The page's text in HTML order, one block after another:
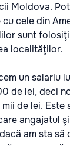
Moldova.
cele din
sunt
localităţilor.
un salariu
de lei, deci
de lei. Este
angajatul
am sta să